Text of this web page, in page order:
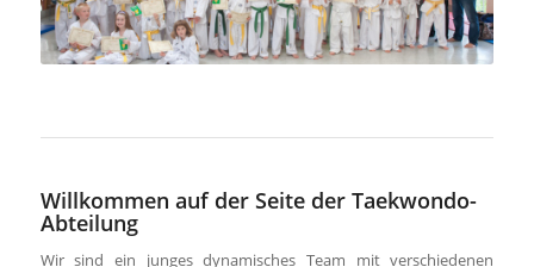
Willkommen auf der Seite der Taekwondo-
Abteilung
Wir sind ein junges dynamisches Team mit verschiedenen